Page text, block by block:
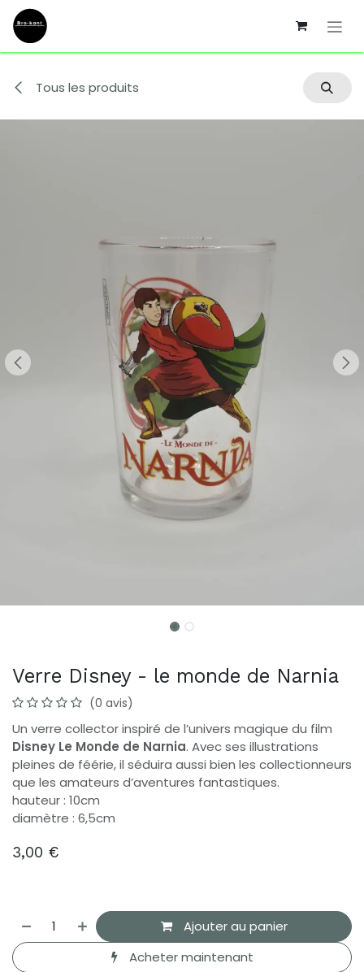
Se rendre au contenu
Tous les produits
Verre Disney - le monde de Narnia
(0 avis)
Un verre collector inspiré de l’univers magique du film
Disney Le Monde de Narnia. Avec ses illustrations
pleines de féérie, il séduira aussi bien les collectionneurs
que les amateurs d’aventures fantastiques.
hauteur : 10cm
diamètre : 6,5cm
3,00 €
Ajouter au panier
Acheter maintenant